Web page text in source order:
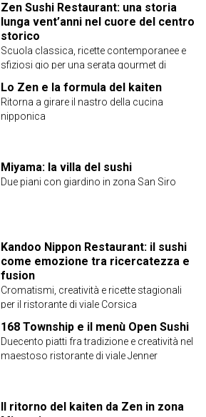
Zen Sushi Restaurant: una storia
lunga vent’anni nel cuore del centro
storico
Scuola classica, ricette contemporanee e
sfiziosi gio per una serata gourmet di
Lo Zen e la formula del kaiten
Ritorna a girare il nastro della cucina
nipponica
Miyama: la villa del sushi
Due piani con giardino in zona San Siro
Kandoo Nippon Restaurant: il sushi
come emozione tra ricercatezza e
fusion
Cromatismi, creatività e ricette stagionali
per il ristorante di viale Corsica
168 Township e il menù Open Sushi
Duecento piatti fra tradizione e creatività nel
maestoso ristorante di viale Jenner
Il ritorno del kaiten da Zen in zona